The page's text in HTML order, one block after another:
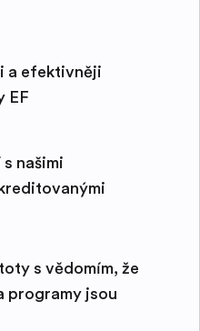
a efektivněji
EF
našimi
s vědomím, že
programy jsou